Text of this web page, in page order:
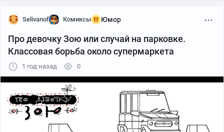
Selivanof Комиксы Юмор
Про девочку Зою или случай на парковке.
Классовая борьба около супермаркета
1 год назад 0